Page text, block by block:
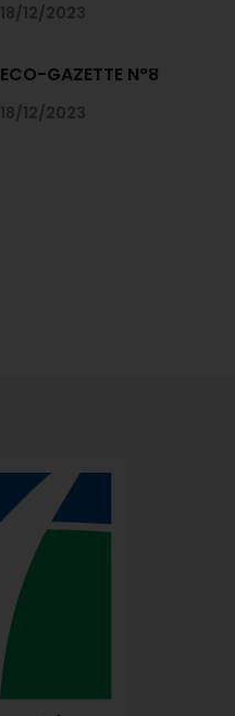
18/12/2023
ECO-GAZETTE N°8
18/12/2023